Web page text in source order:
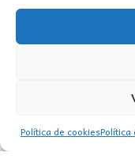
Política de cookiesPolítica